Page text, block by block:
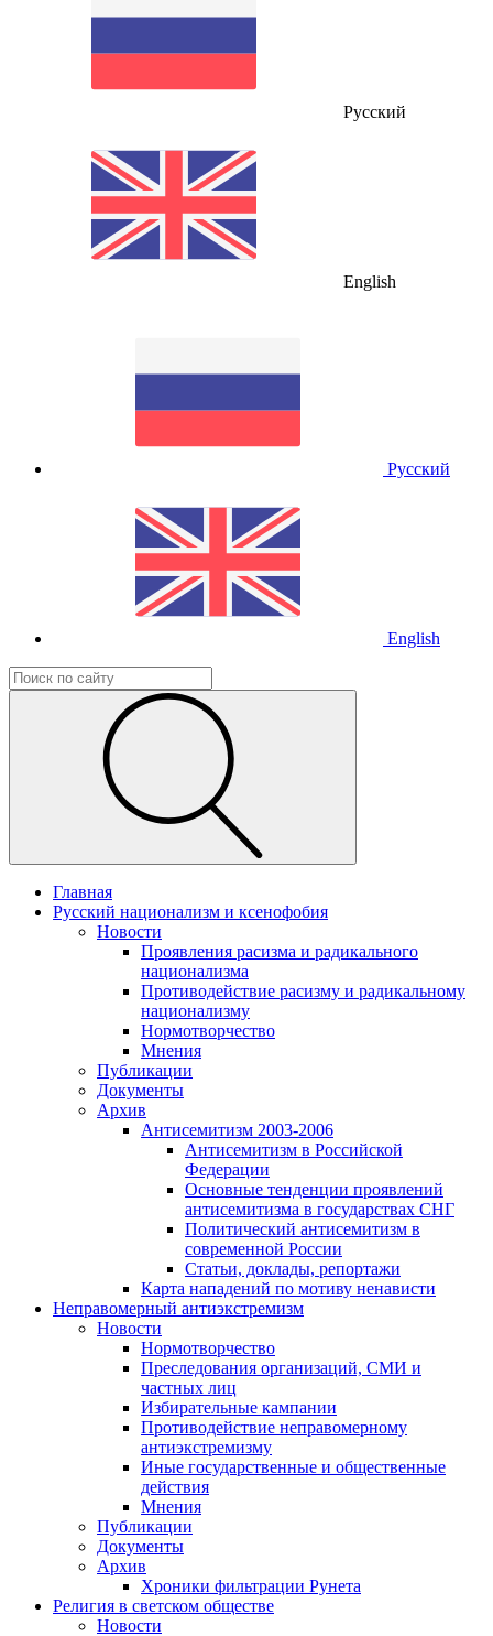
Русский
English
Русский
English
Главная
Русский национализм и ксенофобия
Новости
Проявления расизма и радикального
национализма
Противодействие расизму и радикальному
национализму
Нормотворчество
Мнения
Публикации
Документы
Архив
Антисемитизм 2003-2006
Антисемитизм в Российской
Федерации
Основные тенденции проявлений
антисемитизма в государствах СНГ
Политический антисемитизм в
современной России
Статьи, доклады, репортажи
Карта нападений по мотиву ненависти
Неправомерный антиэкстремизм
Новости
Нормотворчество
Преследования организаций, СМИ и
частных лиц
Избирательные кампании
Противодействие неправомерному
антиэкстремизму
Иные государственные и общественные
действия
Мнения
Публикации
Документы
Архив
Хроники фильтрации Рунета
Религия в светском обществе
Новости